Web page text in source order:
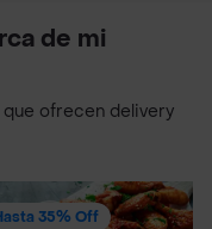
de mi
ofrecen delivery
35% Off